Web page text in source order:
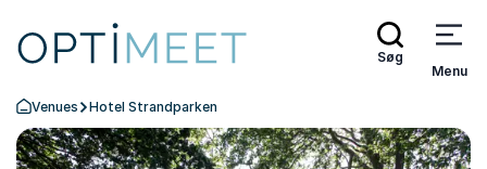
Søg
Menu
Tilbage til forsiden
Venues Hotel Strandparken